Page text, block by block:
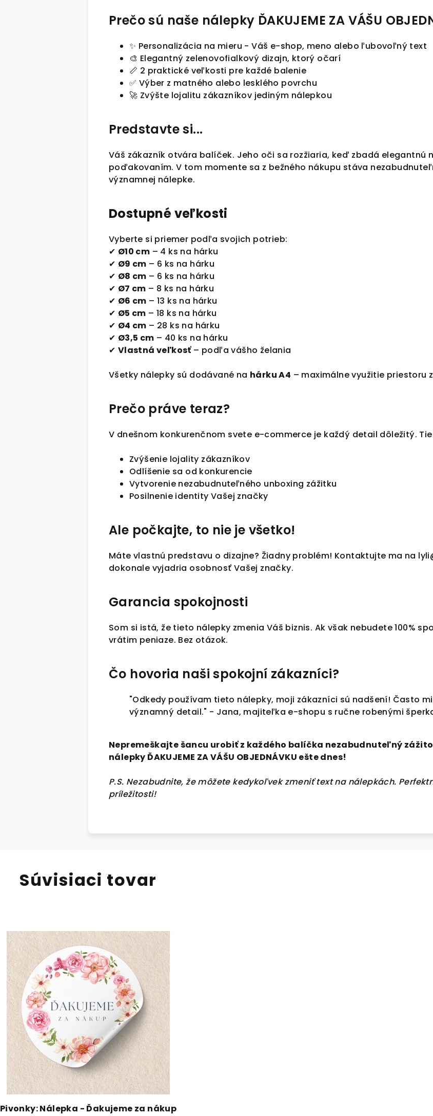
Prečo sú naše nálepky ĎAKUJEME ZA VÁŠU
✨ Personalizácia na mieru - Váš e-shop, meno alebo ľubovoľný text
🎨 Elegantný zelenovofialkový dizajn, ktorý očarí
📏 2 praktické veľkosti pre každé balenie
✅ Výber z matného alebo lesklého povrchu
🚀 Zvýšte lojalitu zákazníkov jediným nálepkou
Predstavte si...
Váš zákazník otvára balíček. Jeho oči sa rozžiaria, keď zbadá elegantnú
poďakovaním. V tom momente sa z bežného nákupu stáva
významnej nálepke.
Dostupné veľkosti
Vyberte si priemer podľa svojich potrieb:
✔ Ø10 cm – 4 ks na hárku
✔ Ø9 cm – 6 ks na hárku
✔ Ø8 cm – 6 ks na hárku
✔ Ø7 cm – 8 ks na hárku
✔ Ø6 cm – 13 ks na hárku
✔ Ø5 cm – 18 ks na hárku
✔ Ø4 cm – 28 ks na hárku
✔ Ø3,5 cm – 40 ks na hárku
✔ Vlastná veľkosť – podľa vášho želania
Všetky nálepky sú dodávané na hárku A4 – maximálne využitie priestoru
Prečo práve teraz?
V dnešnom konkurenčnom svete e-commerce je každý detail dôležitý.
Zvýšenie lojality zákazníkov
Odlíšenie sa od konkurencie
Vytvorenie nezabudnuteľného unboxing zážitku
Posilnenie identity Vašej značky
Ale počkajte, to nie je všetko!
Máte vlastnú predstavu o dizajne? Žiadny problém! Kontaktujte ma na
dokonale vyjadria osobnosť Vašej značky.
Garancia spokojnosti
Som si istá, že tieto nálepky zmenia Váš biznis. Ak však nebudete 100%
vrátim peniaze. Bez otázok.
Čo hovoria naši spokojní zákazníci?
"Odkedy používam tieto nálepky, moji zákazníci sú nadšení! Často
významný detail." - Jana, majiteľka e-shopu s ručne robenými
Nepremeškajte šancu urobiť z každého balíčka nezabudnuteľný
nálepky ĎAKUJEME ZA VÁŠU OBJEDNÁVKU ešte dnes!
P.S. Nezabudnite, že môžete kedykoľvek zmeniť text na nálepkách.
príležitosti!
Súvisiaci tovar
Pivonky: Nálepka - Ďakujeme za nákup